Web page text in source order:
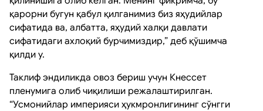
қарорни бугун қабул қилганимиз биз яҳудийлар
сифатида ва, албатта, яҳудий халқи давлати
сифатидаги ахлоқий бурчимиздир,” деб қўшимча
қилди у.
Таклиф эндиликда овоз бериш учун Кнессет
пленумига олиб чиқилиши режалаштирилган.
“Усмонийлар империяси ҳукмронлигининг сўнгги